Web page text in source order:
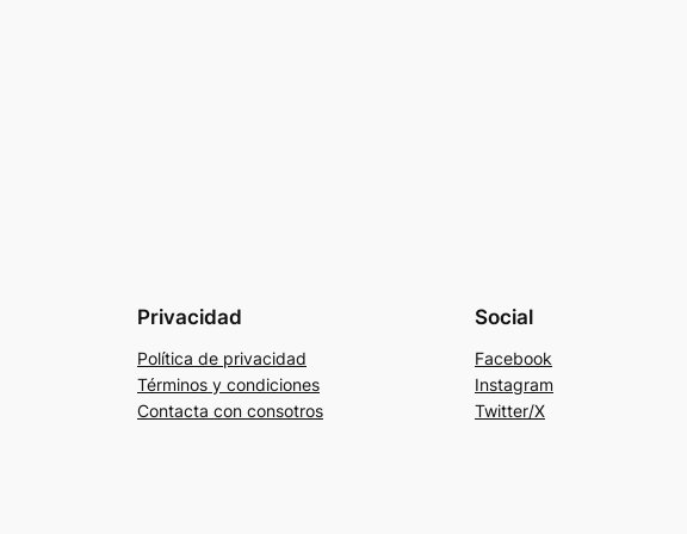
Privacidad
Política de privacidad
Términos y condiciones
Contacta con consotros
Social
Facebook
Instagram
Twitter/X